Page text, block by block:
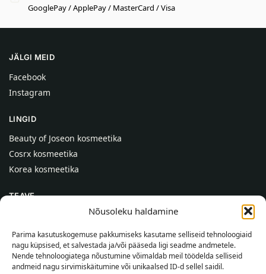
Nõusoleku haldamine
Parima kasutuskogemuse pakkumiseks kasutame selliseid tehnoloogiaid
nagu küpsised, et salvestada ja/või pääseda ligi seadme andmetele.
Nende tehnoloogiatega nõustumine võimaldab meil töödelda selliseid
andmeid nagu sirvimiskäitumine või unikaalsed ID-d sellel saidil.
GooglePay / ApplePay / MasterCard / Visa
JÄLGI MEID
Facebook
Instagram
LINGID
Beauty of Joseon kosmeetika
Cosrx kosmeetika
Korea kosmeetika
TEAVE
Kontaktid
Abi